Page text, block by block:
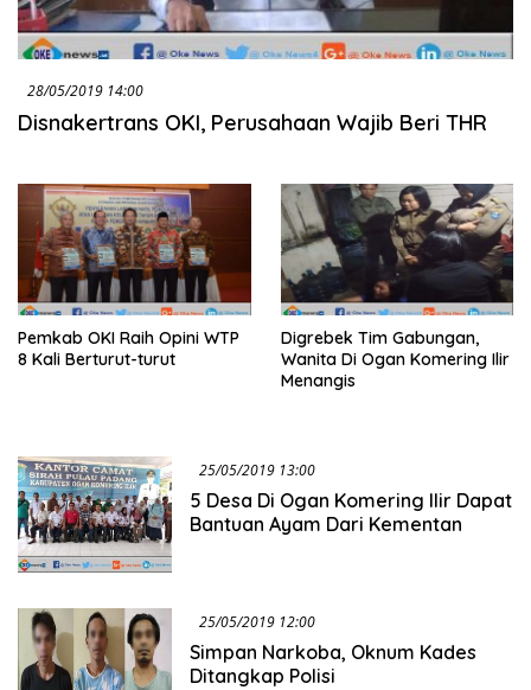
28/05/2019 14:00
Disnakertrans OKI, Perusahaan Wajib Beri THR
Pemkab OKI Raih Opini WTP
8 Kali Berturut-turut
Digrebek Tim Gabungan,
Wanita Di Ogan Komering Ilir
Menangis
25/05/2019 13:00
5 Desa Di Ogan Komering Ilir Dapat
Bantuan Ayam Dari Kementan
25/05/2019 12:00
Simpan Narkoba, Oknum Kades
Ditangkap Polisi